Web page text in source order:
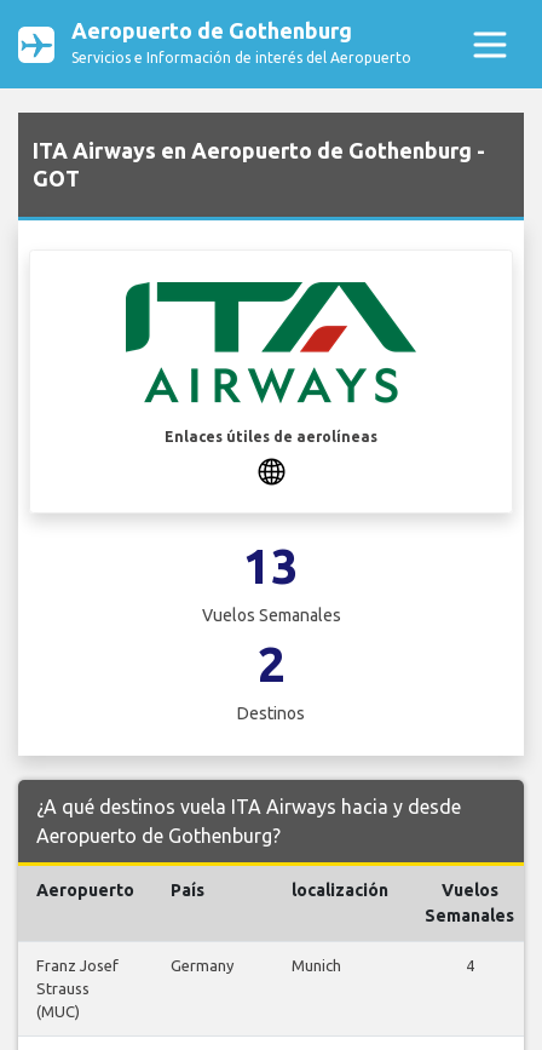
Aeropuerto de Gothenburg
Servicios e Información de interés del Aeropuerto
ITA Airways en Aeropuerto de Gothenburg -
GOT
Enlaces útiles de aerolíneas
13
Vuelos Semanales
2
Destinos
¿A qué destinos vuela ITA Airways hacia y desde
Aeropuerto de Gothenburg?
Aeropuerto País localización
Vuelos
Semanales
Franz Josef
Strauss
(MUC)
Germany Munich 4